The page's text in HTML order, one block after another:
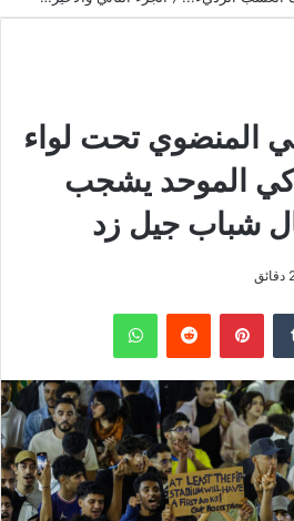
المنضوي تحت لواء
الموحد يشجب
شباب جيل زد
بينتيريست